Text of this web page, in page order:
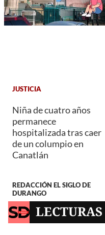
JUSTICIA
Niña de cuatro años
permanece
hospitalizada tras caer
de un columpio en
Canatlán
REDACCIÓN EL SIGLO DE
DURANGO